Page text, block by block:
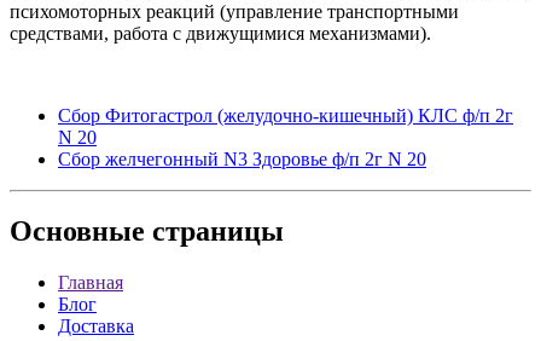
психомоторных реакций (управление транспортными
средствами, работа с движущимися механизмами).
Сбор Фитогастрол (желудочно-кишечный) КЛС ф/п 2г
N 20
Сбор желчегонный N3 Здоровье ф/п 2г N 20
Основные страницы
Главная
Блог
Доставка